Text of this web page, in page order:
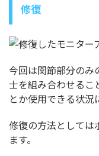
修復
今回は関節部分のみ
士を組み合わせるこ
とか使用できる状況
修復の方法としては
ます。